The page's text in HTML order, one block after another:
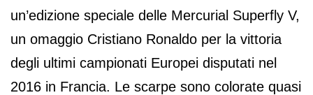
un’edizione speciale delle Mercurial Superfly V,
un omaggio Cristiano Ronaldo per la vittoria
degli ultimi campionati Europei disputati nel
2016 in Francia. Le scarpe sono colorate quasi